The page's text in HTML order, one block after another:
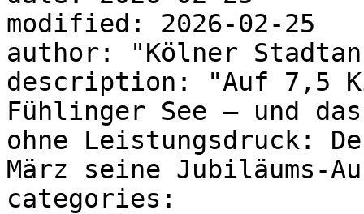
modified: 2026-02-25
author: "Kölner
description: "Auf 7,5
Fühlinger See – und
ohne Leistungsdruck:
März seine Jubiläums-
categories: